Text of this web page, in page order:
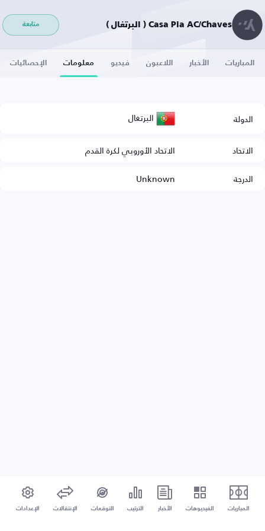
Casa Pia AC/Chaves ( البرتغال ) متابعة
المباريات الأخبار اللاعبون فيديو معلومات الإحصائيات
الدولة البرتغال
الاتحاد
الاتحاد الأوروبي لكرة القدم
الدرجة
Unknown
المباريات الفيديوهات الأخبار الترتيب التوقعات الإنتقالات الإعدادات